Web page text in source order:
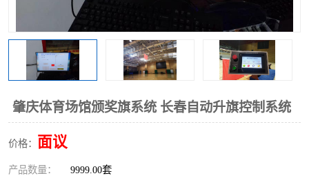
肇庆体育场馆颁奖旗系统 长春自动升旗控制系统
价格： 面议
产品数量： 9999.00套